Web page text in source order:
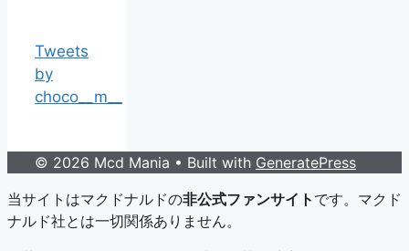
Tweets
by
choco__m__
© 2026 Mcd Mania • Built with GeneratePress
当サイトはマクドナルドの非公式ファンサイト です。マクド
ナルド社とは一切関係ありません。